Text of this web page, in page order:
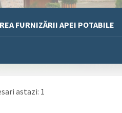
FURNIZĂRII APEI POTABILE
astazi: 1